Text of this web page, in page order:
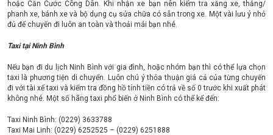
hoặc Căn Cước Công Dân. Khi nhận xe bạn nên kiểm tra xăng xe, thắng/
phanh xe, bánh xe và bộ dụng cụ sửa chữa có sẵn trong xe. Một vài lưu ý nhỏ
đủ để chuyến đi luôn an toàn và thoải mái bạn nhé.
Taxi tại Ninh Bình
Nếu bạn đi du lịch Ninh Bình với gia đình, hoặc nhóm bạn thì có thể lựa chọn
taxi là phương tiện di chuyển. Luôn chú ý thỏa thuận giá cả của từng chuyến
đi với tài xế taxi và kiểm tra đồng hồ tính tiền có trả về số 0 trước khi xuất phát
không nhé. Một số hãng taxi phổ biến ở Ninh Bình có thể kể đến:
Taxi Ninh Bình: (0229) 3633788
Taxi Mai Linh: (0229) 6252525 – (0229) 6251888